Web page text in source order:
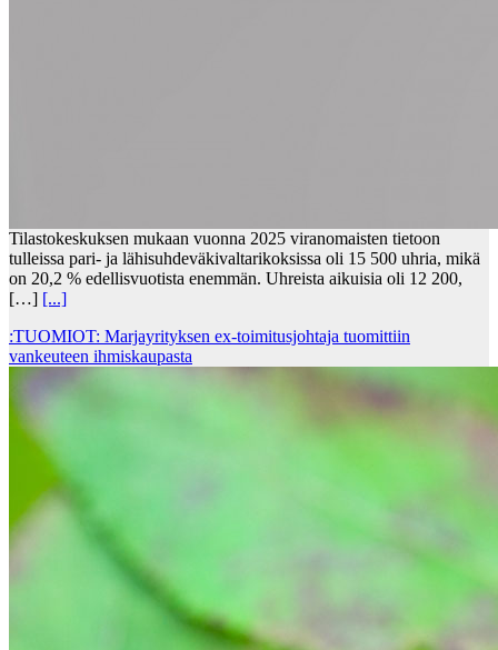
Tilastokeskuksen mukaan vuonna 2025 viranomaisten tietoon
tulleissa pari- ja lähisuhdeväkivaltarikoksissa oli 15 500 uhria, mikä
on 20,2 % edellisvuotista enemmän. Uhreista aikuisia oli 12 200,
[…] [...]
:TUOMIOT: Marjayrityksen ex-toimitusjohtaja tuomittiin
vankeuteen ihmiskaupasta